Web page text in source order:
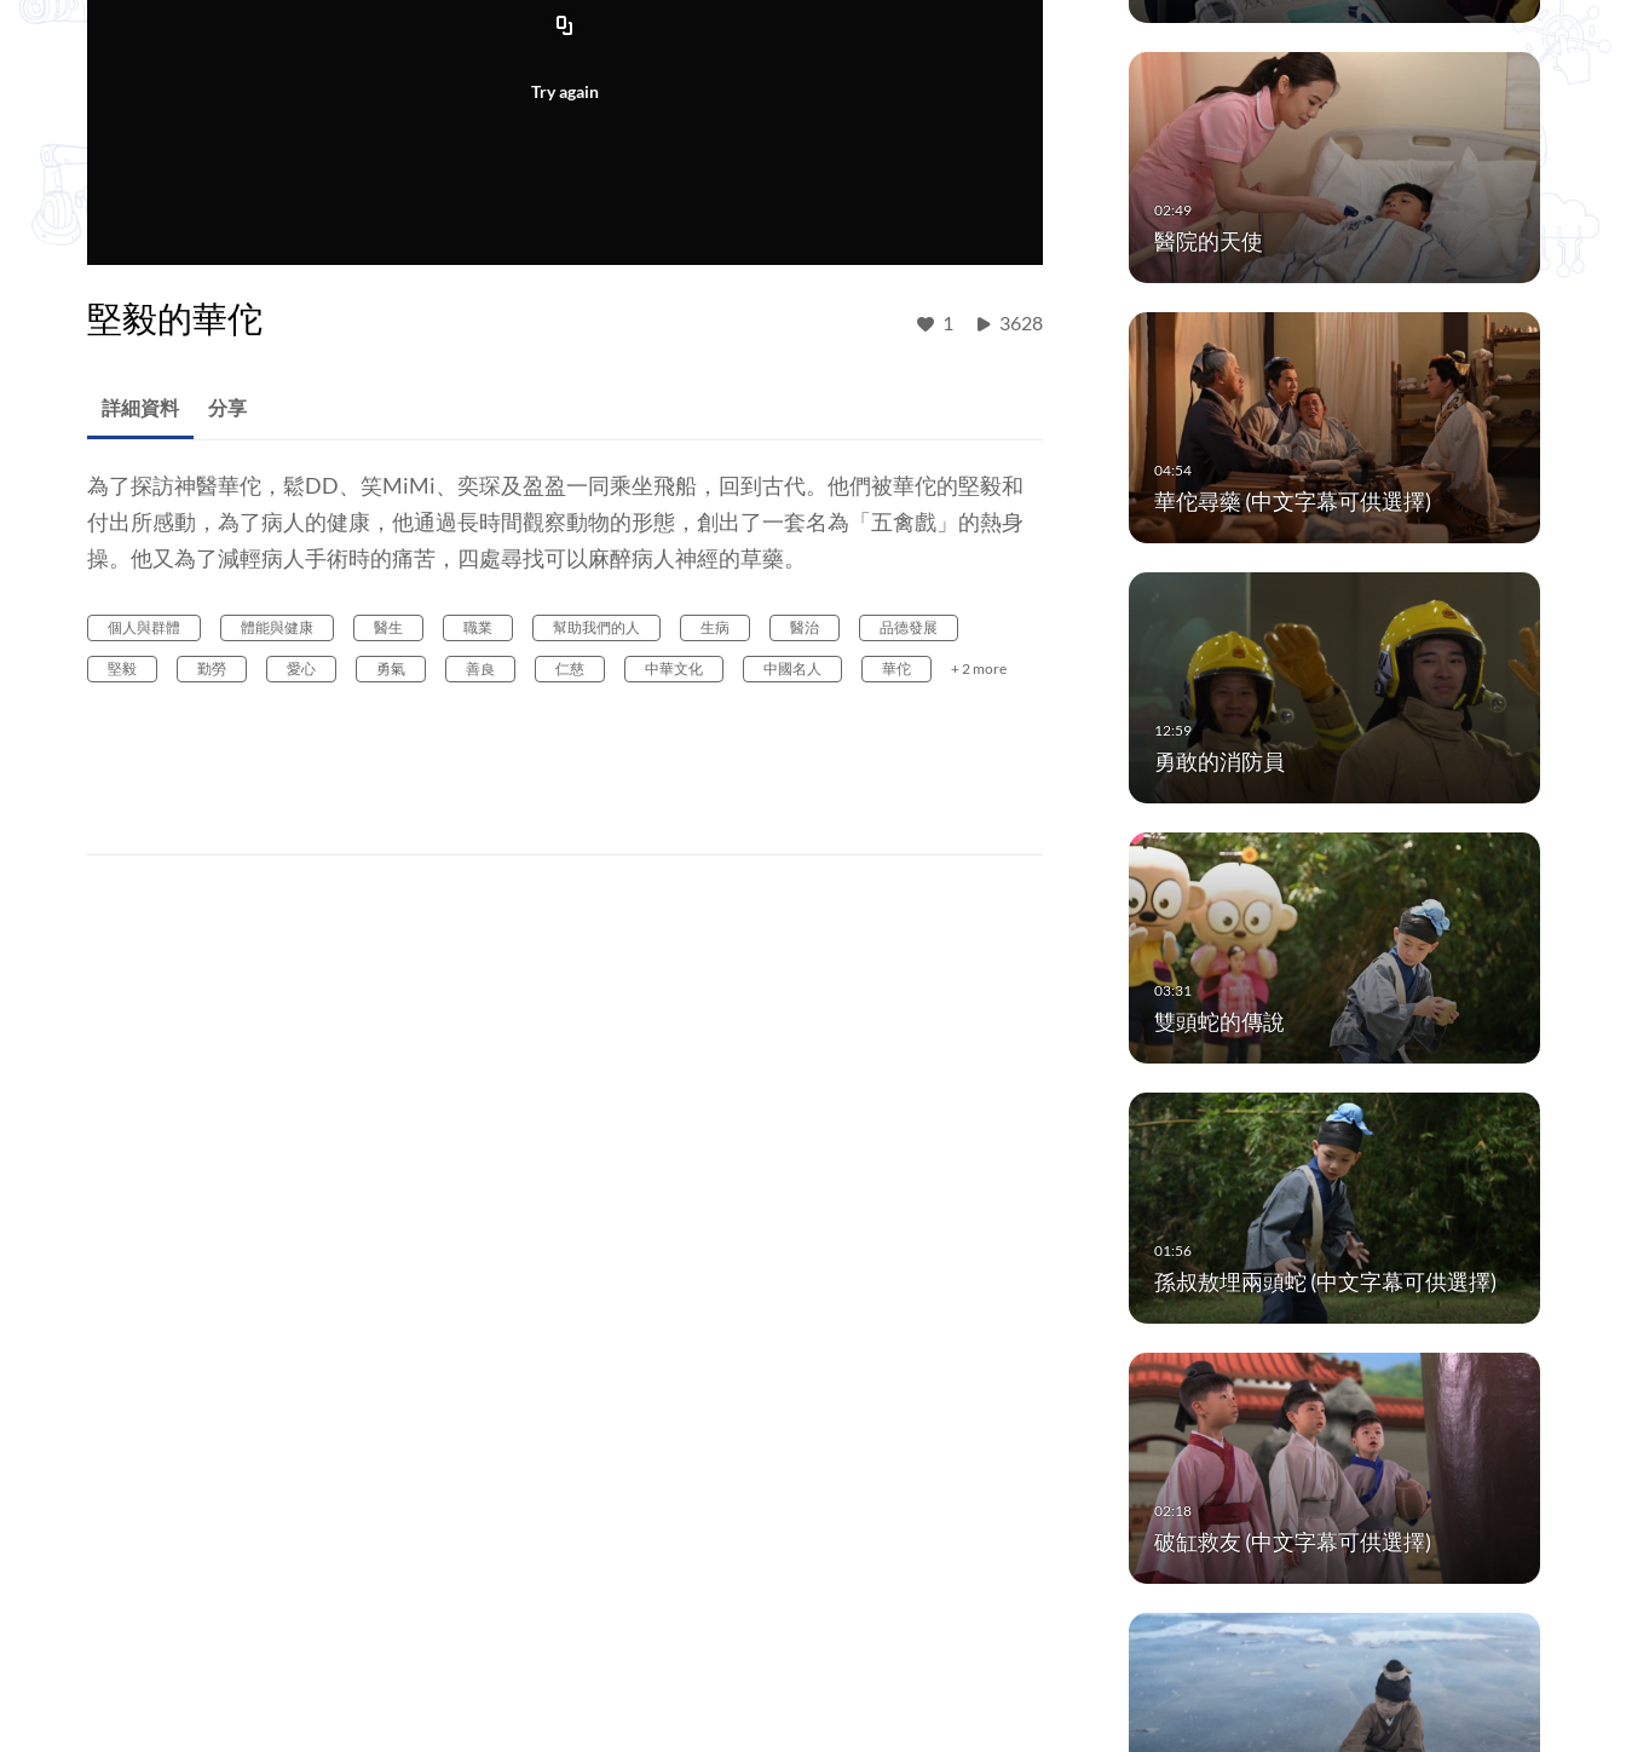
Try again
堅毅的華佗 1 3628
醫院的天使
華佗尋藥 (中文字幕可供選擇)
勇敢的消防員
雙頭蛇的傳說
孫叔敖埋兩頭蛇 (中文字幕可供選擇)
破缸救友 (中文字幕可供選擇)
詳細資料 分享
為了探訪神醫華佗，鬆DD、笑MiMi、奕琛及盈盈一同乘坐飛船，回到古代。他們被華佗的堅毅和
付出所感動，為了病人的健康，他通過長時間觀察動物的形態，創出了一套名為「五禽戲」的熱身
操。他又為了減輕病人手術時的痛苦，四處尋找可以麻醉病人神經的草藥。
個人與群體 體能與健康 醫生 職業 幫助我們的人 生病 醫治 品德發展
堅毅 勤勞 愛心 勇氣 善良 仁慈 中華文化 中國名人 華佗 + 2 more